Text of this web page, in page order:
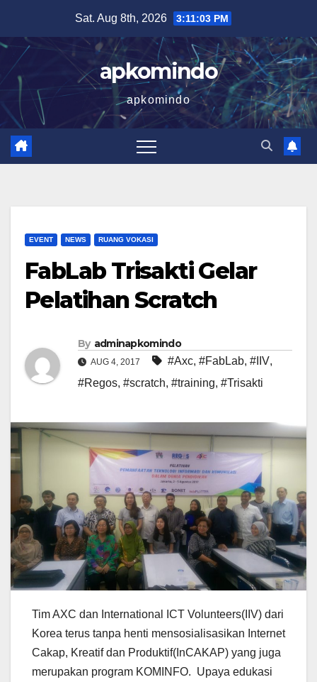
content
Sat. Aug 8th, 2026 3:11:04 PM
apkomindo
apkomindo
EVENT NEWS RUANG VOKASI
FabLab Trisakti Gelar
Pelatihan Scratch
By adminapkomindo
AUG 4, 2017 #Axc, #FabLab, #IIV,
#Regos, #scratch, #training, #Trisakti
Tim AXC dan International ICT Volunteers(IIV) dari
Korea terus tanpa henti mensosialisasikan Internet
Cakap, Kreatif dan Produktif(InCAKAP) yang juga
merupakan program KOMINFO. Upaya edukasi